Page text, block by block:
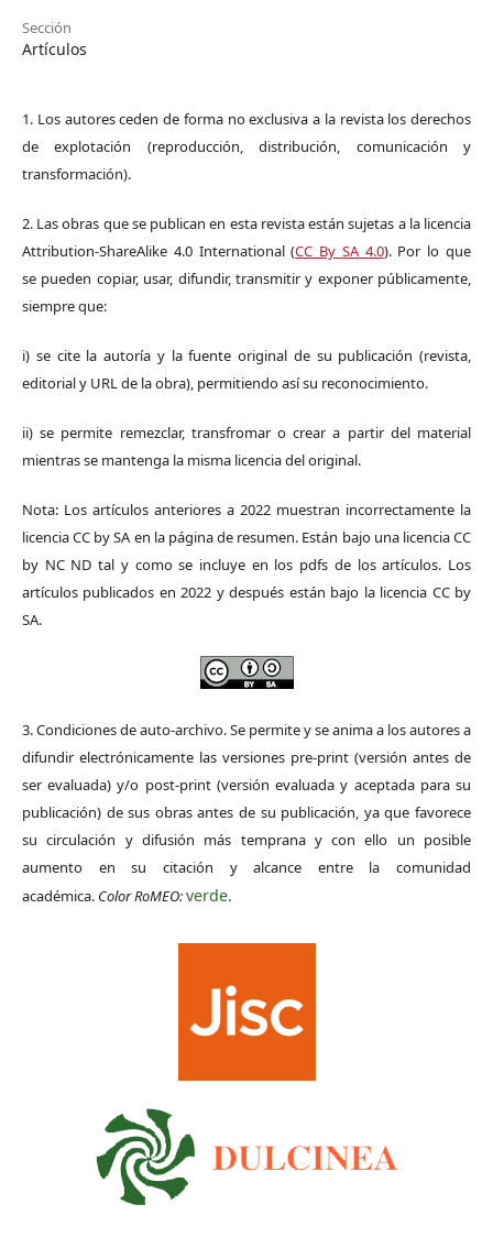
Sección
Artículos
1. Los autores ceden de forma no exclusiva a la revista los derechos
de explotación (reproducción, distribución, comunicación y
transformación).
2. Las obras que se publican en esta revista están sujetas a la licencia
Attribution-ShareAlike 4.0 International (CC By SA 4.0). Por lo que
se pueden copiar, usar, difundir, transmitir y exponer públicamente,
siempre que:
i) se cite la autoría y la fuente original de su publicación (revista,
editorial y URL de la obra), permitiendo así su reconocimiento.
ii) se permite remezclar, transfromar o crear a partir del material
mientras se mantenga la misma licencia del original.
Nota: Los artículos anteriores a 2022 muestran incorrectamente la
licencia CC by SA en la página de resumen. Están bajo una licencia CC
by NC ND tal y como se incluye en los pdfs de los artículos. Los
artículos publicados en 2022 y después están bajo la licencia CC by
SA.
3. Condiciones de auto-archivo. Se permite y se anima a los autores a
difundir electrónicamente las versiones pre-print (versión antes de
ser evaluada) y/o post-print (versión evaluada y aceptada para su
publicación) de sus obras antes de su publicación, ya que favorece
su circulación y difusión más temprana y con ello un posible
aumento en su citación y alcance entre la comunidad
académica. Color RoMEO:verde.